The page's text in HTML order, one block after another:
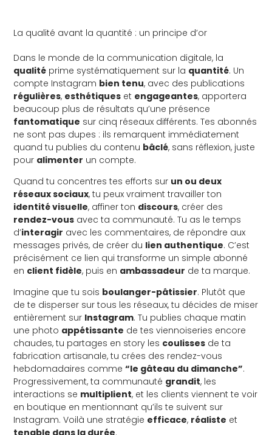
La qualité avant la quantité : un principe d’or
Dans le monde de la communication digitale, la
qualité prime systématiquement sur la quantité. Un
compte Instagram bien tenu, avec des publications
régulières, esthétiques et engageantes, apportera
beaucoup plus de résultats qu’une présence
fantomatique sur cinq réseaux différents. Tes abonnés
ne sont pas dupes : ils remarquent immédiatement
quand tu publies du contenu bâclé, sans réflexion, juste
pour alimenter un compte.
Quand tu concentres tes efforts sur un ou deux
réseaux sociaux, tu peux vraiment travailler ton
identité visuelle, affiner ton discours, créer des
rendez-vous avec ta communauté. Tu as le temps
d’interagir avec les commentaires, de répondre aux
messages privés, de créer du lien authentique. C’est
précisément ce lien qui transforme un simple abonné
en client fidèle, puis en ambassadeur de ta marque.
Imagine que tu sois boulanger-pâtissier. Plutôt que
de te disperser sur tous les réseaux, tu décides de miser
entièrement sur Instagram. Tu publies chaque matin
une photo appétissante de tes viennoiseries encore
chaudes, tu partages en story les coulisses de ta
fabrication artisanale, tu crées des rendez-vous
hebdomadaires comme“le gâteau du dimanche”.
Progressivement, ta communauté grandit, les
interactions se multiplient, et les clients viennent te voir
en boutique en mentionnant qu’ils te suivent sur
Instagram. Voilà une stratégie efficace, réaliste et
tenable dans la durée.